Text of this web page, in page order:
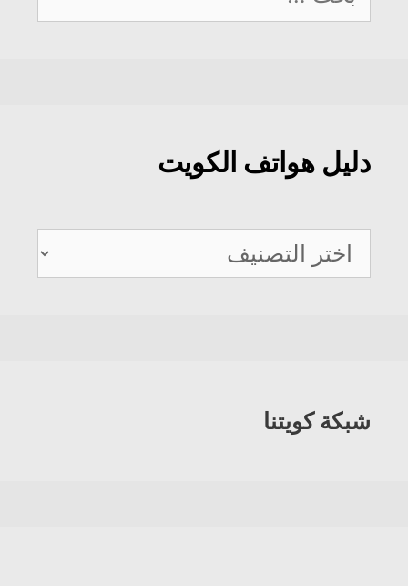
عن:
دليل هواتف الكويت
دليل
هواتف
شبكة كويتنا